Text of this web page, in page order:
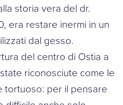
storia vera del dr.
era restare inermi in un
dal gesso.
del centro di Ostia a
riconosciute come le
tortuoso: per il pensare